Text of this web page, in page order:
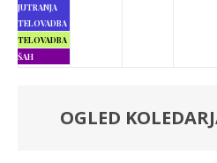
JUTRANJA
TELOVADBA
TELOVADBA
ŠAH
OGLED